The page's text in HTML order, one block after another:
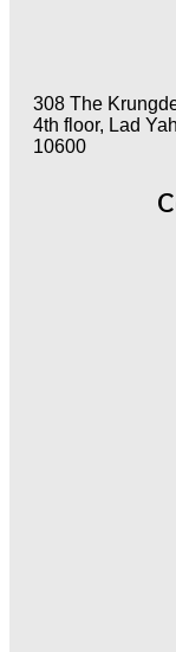
308 The
4th floor, Lad
10600